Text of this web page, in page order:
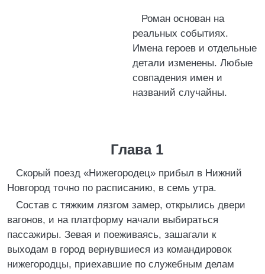
Роман основан на
реальных событиях.
Имена героев и отдельные
детали изменены. Любые
совпадения имен и
названий случайны.
Глава 1
Скорый поезд «Нижегородец» прибыл в Нижний
Новгород точно по расписанию, в семь утра.
Состав с тяжким лязгом замер, открылись двери
вагонов, и на платформу начали выбираться
пассажиры. Зевая и поеживаясь, зашагали к
выходам в город вернувшиеся из командировок
нижегородцы, приехавшие по служебным делам